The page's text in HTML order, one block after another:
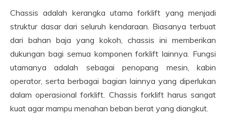
Chassis adalah kerangka utama forklift yang menjadi
struktur dasar dari seluruh kendaraan. Biasanya terbuat
dari bahan baja yang kokoh, chassis ini memberikan
dukungan bagi semua komponen forklift lainnya. Fungsi
utamanya adalah sebagai penopang mesin, kabin
operator, serta berbagai bagian lainnya yang diperlukan
dalam operasional forklift. Chassis forklift harus sangat
kuat agar mampu menahan beban berat yang diangkut.